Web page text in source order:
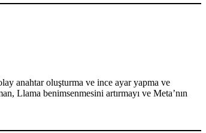
anahtar oluşturma ve ince ayar yapma ve
Llama benimsenmesini artırmayı ve Meta’nın